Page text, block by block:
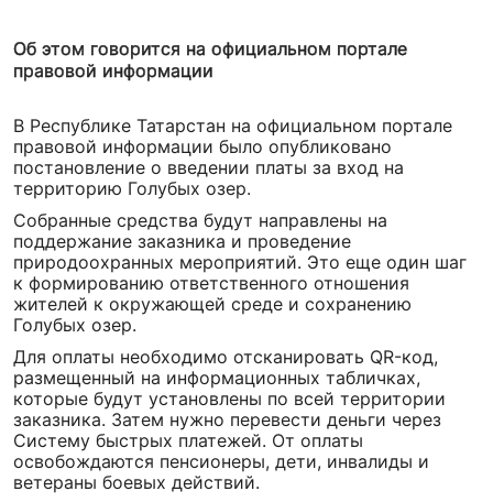
Об этом говорится на официальном портале
правовой информации
В Республике Татарстан на официальном портале
правовой информации было опубликовано
постановление о введении платы за вход на
территорию Голубых озер.
Собранные средства будут направлены на
поддержание заказника и проведение
природоохранных мероприятий. Это еще один шаг
к формированию ответственного отношения
жителей к окружающей среде и сохранению
Голубых озер.
Для оплаты необходимо отсканировать QR-код,
размещенный на информационных табличках,
которые будут установлены по всей территории
заказника. Затем нужно перевести деньги через
Систему быстрых платежей. От оплаты
освобождаются пенсионеры, дети, инвалиды и
ветераны боевых действий.